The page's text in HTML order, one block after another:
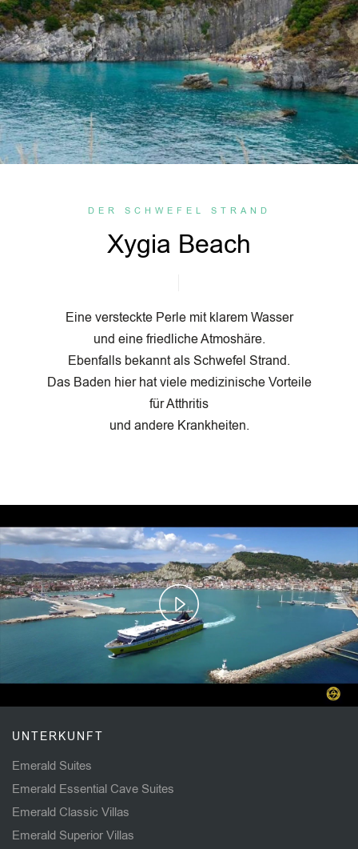
DER SCHWEFEL STRAND
Xygia Beach
Eine versteckte Perle mit klarem Wasser
und eine friedliche Atmoshäre.
Ebenfalls bekannt als Schwefel Strand.
Das Baden hier hat viele medizinische Vorteile
für Atthritis
und andere Krankheiten.
Play
Video
UNTERKUNFT
Emerald Suites
Emerald Essential Cave Suites
Emerald Classic Villas
Emerald Superior Villas